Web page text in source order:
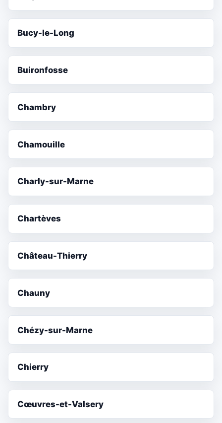
Bucy-le-Long
Buironfosse
Chambry
Chamouille
Charly-sur-Marne
Chartèves
Château-Thierry
Chauny
Chézy-sur-Marne
Chierry
Cœuvres-et-Valsery